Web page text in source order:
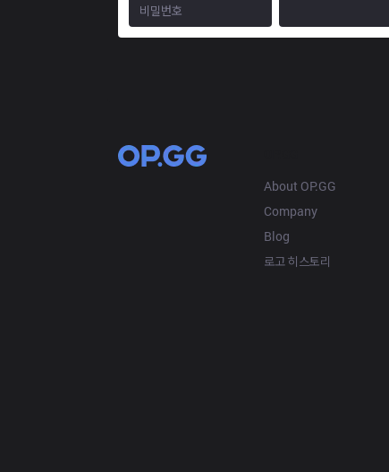
About OP.GG
Company
Blog
로고 히스토리